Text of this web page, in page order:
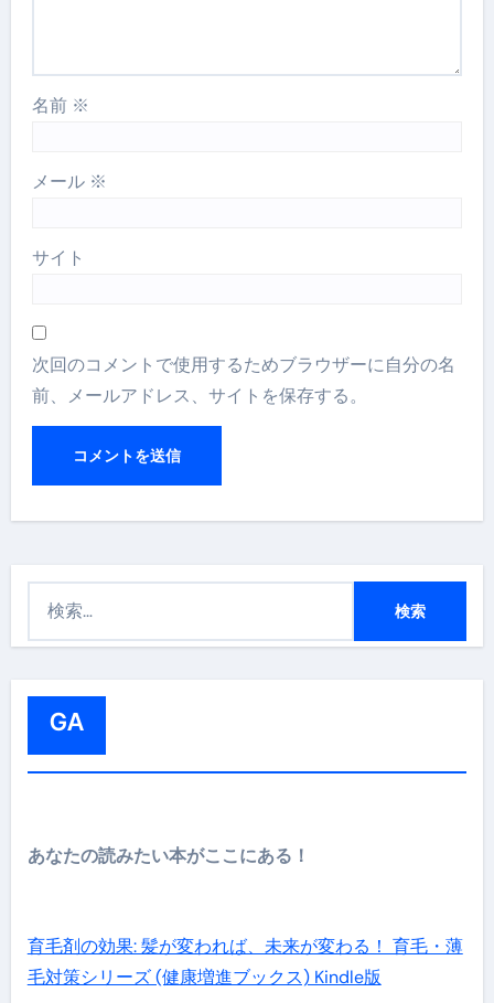
名前 ※
メール ※
サイト
次回のコメントで使用するためブラウザーに自分の名
前、メールアドレス、サイトを保存する。
GA
あなたの読みたい本がここにある！
育毛剤の効果: 髪が変われば、未来が変わる！ 育毛・薄
毛対策シリーズ (健康増進ブックス) Kindle版